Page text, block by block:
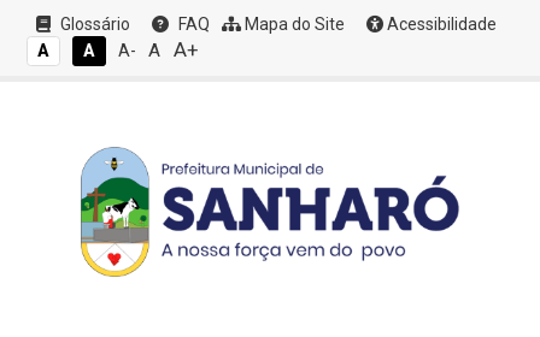
Glossário FAQ Mapa do Site
Acessibilidade
A
A A- A A+